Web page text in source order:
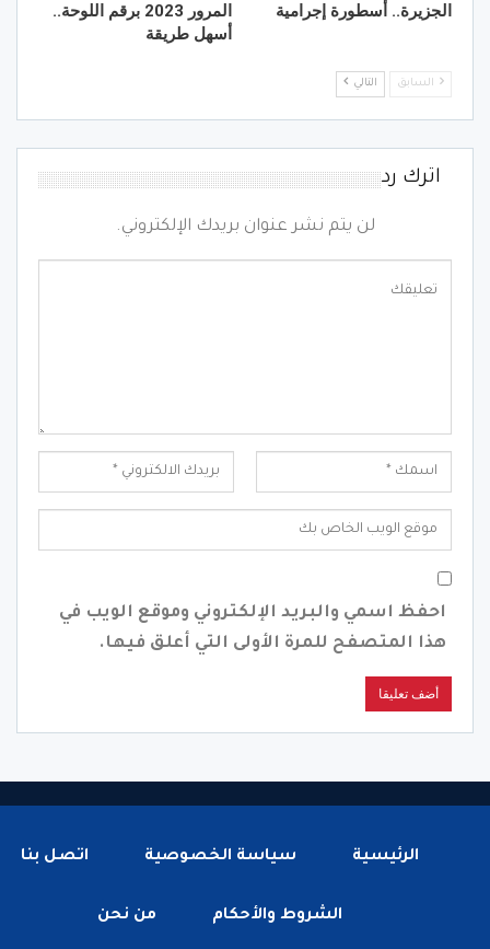
الجزيرة.. أسطورة إجرامية
المرور 2023 برقم اللوحة..
أسهل طريقة
السابق التالي
اترك رد
لن يتم نشر عنوان بريدك الإلكتروني.
احفظ اسمي والبريد الإلكتروني وموقع الويب في
هذا المتصفح للمرة الأولى التي أعلق فيها.
الرئيسية سياسة الخصوصية اتصل بنا
الشروط والأحكام من نحن